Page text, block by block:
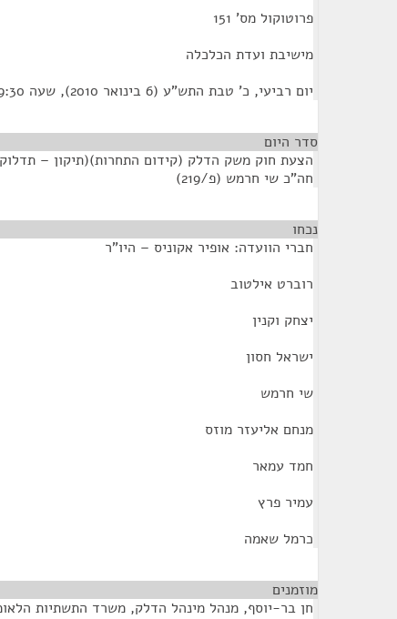
פרוטוקול מס' 151
מישיבת ועדת הכלכלה
יום רביעי, כ' טבת התש"ע (6 בינואר 2010), שעה 09:30
סדר היום
חה"כ שי חרמש (פ/219)
נכחו
חברי הוועדה: אופיר אקוניס – היו"ר
רוברט אילטוב
יצחק וקנין
ישראל חסון
שי חרמש
מנחם אליעזר מוזס
חמד עמאר
עמיר פרץ
כרמל שאמה
מוזמנים
חן בר-יוסף, מנהל מינהל הדלק, משרד התשתיות